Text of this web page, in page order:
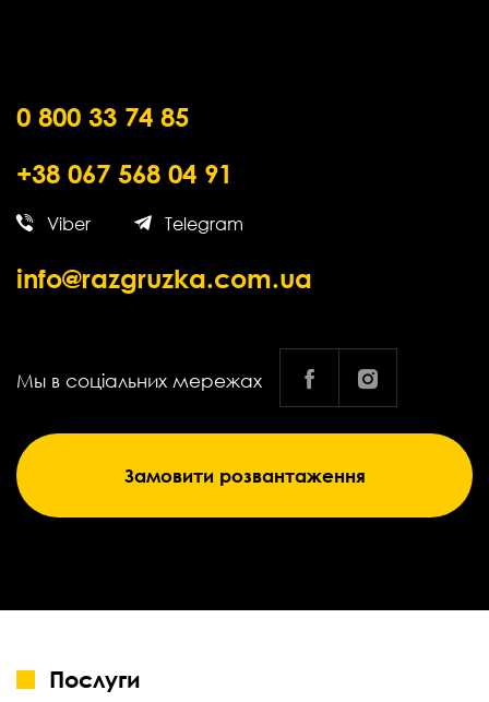
0 800 33 74 85
+38 067 568 04 91
Viber Telegram
info@razgruzka.com.ua
Мы в соціальних мережах
Замовити розвантаження
Послуги